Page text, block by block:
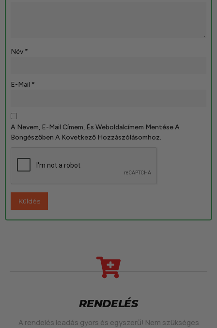
Név *
E-Mail *
A Nevem, E-Mail Címem, És Weboldalcímem Mentése A
Böngészőben A Következő Hozzászólásomhoz.
RENDELÉS
A rendelés leadás gyors és egyszerű! Nem szükséges